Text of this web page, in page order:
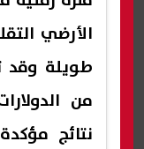
الأرضي
طويلة وقد
من
نتائج